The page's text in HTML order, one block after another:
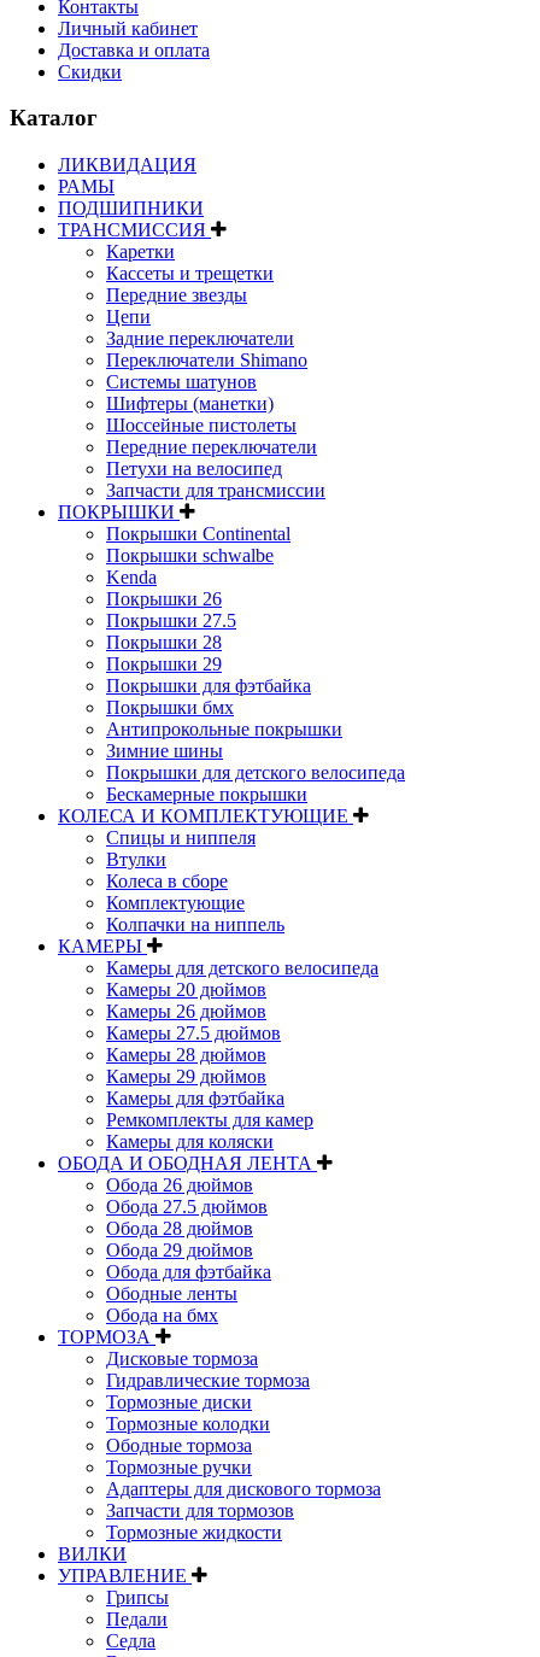
Контакты
Личный кабинет
Доставка и оплата
Скидки
Каталог
ЛИКВИДАЦИЯ
РАМЫ
ПОДШИПНИКИ
ТРАНСМИССИЯ
Каретки
Кассеты и трещетки
Передние звезды
Цепи
Задние переключатели
Переключатели Shimano
Системы шатунов
Шифтеры (манетки)
Шоссейные пистолеты
Передние переключатели
Петухи на велосипед
Запчасти для трансмиссии
ПОКРЫШКИ
Покрышки Continental
Покрышки schwalbe
Kenda
Покрышки 26
Покрышки 27.5
Покрышки 28
Покрышки 29
Покрышки для фэтбайка
Покрышки бмх
Антипрокольные покрышки
Зимние шины
Покрышки для детского велосипеда
Бескамерные покрышки
КОЛЕСА И КОМПЛЕКТУЮЩИЕ
Спицы и ниппеля
Втулки
Колеса в сборе
Комплектующие
Колпачки на ниппель
КАМЕРЫ
Камеры для детского велосипеда
Камеры 20 дюймов
Камеры 26 дюймов
Камеры 27.5 дюймов
Камеры 28 дюймов
Камеры 29 дюймов
Камеры для фэтбайка
Ремкомплекты для камер
Камеры для коляски
ОБОДА И ОБОДНАЯ ЛЕНТА
Обода 26 дюймов
Обода 27.5 дюймов
Обода 28 дюймов
Обода 29 дюймов
Обода для фэтбайка
Ободные ленты
Обода на бмх
ТОРМОЗА
Дисковые тормоза
Гидравлические тормоза
Тормозные диски
Тормозные колодки
Ободные тормоза
Тормозные ручки
Адаптеры для дискового тормоза
Запчасти для тормозов
Тормозные жидкости
ВИЛКИ
УПРАВЛЕНИЕ
Грипсы
Педали
Седла